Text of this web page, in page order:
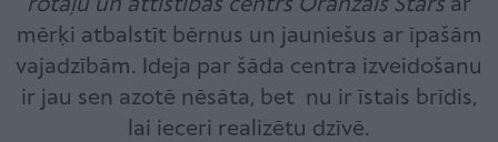
rotaļu un attīstības centrs Oranžais Stars ar
mērķi atbalstīt bērnus un jauniešus ar īpašām
vajadzībām. Ideja par šāda centra izveidošanu
ir jau sen azotē nēsāta, bet nu ir īstais brīdis,
lai ieceri realizētu dzīvē.